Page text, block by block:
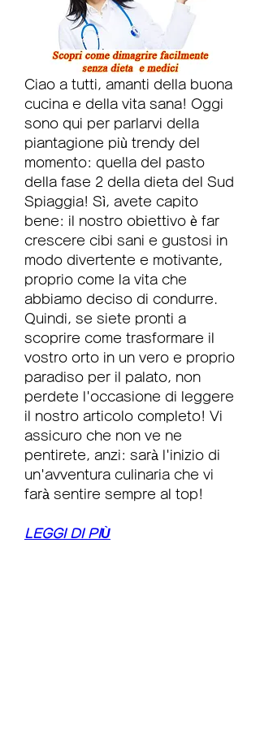
Ciao a tutti, amanti della buona
cucina e della vita sana! Oggi
sono qui per parlarvi della
piantagione più trendy del
momento: quella del pasto
della fase 2 della dieta del Sud
Spiaggia! Sì, avete capito
bene: il nostro obiettivo è far
crescere cibi sani e gustosi in
modo divertente e motivante,
proprio come la vita che
abbiamo deciso di condurre.
Quindi, se siete pronti a
scoprire come trasformare il
vostro orto in un vero e proprio
paradiso per il palato, non
perdete l'occasione di leggere
il nostro articolo completo! Vi
assicuro che non ve ne
pentirete, anzi: sarà l'inizio di
un'avventura culinaria che vi
farà sentire sempre al top!
LEGGI DI PIÙ